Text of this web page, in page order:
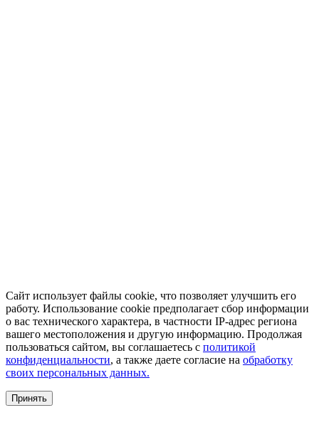
Сайт использует файлы cookie, что позволяет улучшить его
работу. Использование cookie предполагает сбор информации
о вас технического характера, в частности IP-адрес региона
вашего местоположения и другую информацию. Продолжая
пользоваться сайтом, вы соглашаетесь с политикой
конфиденциальности, а также даете согласие на обработку
своих персональных данных.
Принять